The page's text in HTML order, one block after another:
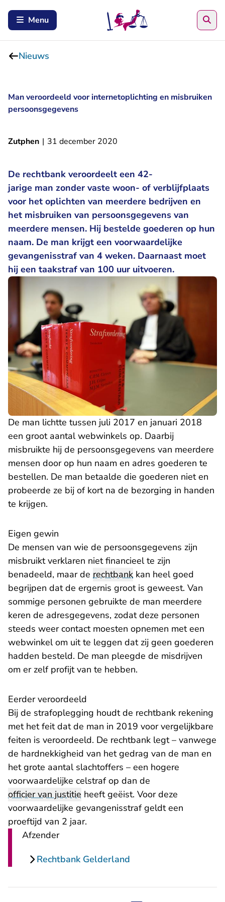
Menu
Nieuws
Man veroordeeld voor internetoplichting en misbruiken
persoonsgegevens
Zutphen | 31 december 2020
De rechtbank veroordeelt een 42-
jarige man zonder vaste woon- of verblijfplaats
voor het oplichten van meerdere bedrijven en
het misbruiken van persoonsgegevens van
meerdere mensen. Hij bestelde goederen op hun
naam. De man krijgt een voorwaardelijke
gevangenisstraf van 4 weken. Daarnaast moet
hij een taakstraf van 100 uur uitvoeren.
De man lichtte tussen juli 2017 en januari 2018
een groot aantal webwinkels op. Daarbij
misbruikte hij de persoonsgegevens van meerdere
mensen door op hun naam en adres goederen te
bestellen. De man betaalde die goederen niet en
probeerde ze bij of kort na de bezorging in handen
te krijgen.
Eigen gewin
De mensen van wie de persoonsgegevens zijn
misbruikt verklaren niet financieel te zijn
benadeeld, maar de rechtbank kan heel goed
begrijpen dat de ergernis groot is geweest. Van
sommige personen gebruikte de man meerdere
keren de adresgegevens, zodat deze personen
steeds weer contact moesten opnemen met een
webwinkel om uit te leggen dat zij geen goederen
hadden besteld. De man pleegde de misdrijven
om er zelf profijt van te hebben.
Eerder veroordeeld
Bij de strafoplegging houdt de rechtbank rekening
met het feit dat de man in 2019 voor vergelijkbare
feiten is veroordeeld. De rechtbank legt – vanwege
de hardnekkigheid van het gedrag van de man en
het grote aantal slachtoffers – een hogere
voorwaardelijke celstraf op dan de
officier van justitie heeft geëist. Voor deze
voorwaardelijke gevangenisstraf geldt een
proeftijd van 2 jaar.
Afzender
Rechtbank Gelderland